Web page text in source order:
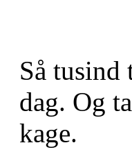
Så tusind
dag. Og
kage.